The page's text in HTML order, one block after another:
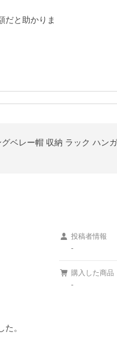
だと助かりま
ベレー帽 収納 ラック ハン
。
投稿者情報
-
購入した商品
-